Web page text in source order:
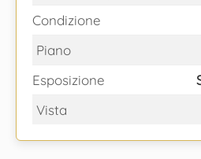
Condizione
Piano
Esposizione
Vista